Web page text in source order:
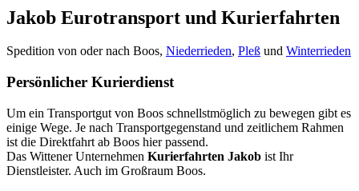
Jakob Eurotransport und Kurierfahrten
Spedition von oder nach Boos, Niederrieden, Pleß und Winterrieden
Persönlicher Kurierdienst
Um ein Transportgut von Boos schnellstmöglich zu bewegen gibt es
einige Wege. Je nach Transportgegenstand und zeitlichem Rahmen
ist die Direktfahrt ab Boos hier passend.
Das Wittener Unternehmen Kurierfahrten Jakob ist Ihr
Dienstleister. Auch im Großraum Boos.